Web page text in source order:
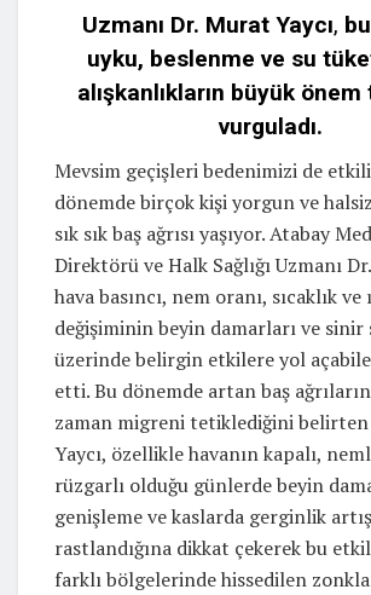
Uzmanı Dr. Murat Yaycı,
uyku, beslenme ve su
alışkanlıkların büyük önem
vurguladı.
Mevsim geçişleri bedenimizi de
dönemde birçok kişi yorgun ve
sık sık baş ağrısı yaşıyor. Atabay
Direktörü ve Halk Sağlığı Uzmanı
hava basıncı, nem oranı, sıcaklık ve
değişiminin beyin damarları ve sinir
üzerinde belirgin etkilere yol
etti. Bu dönemde artan baş
zaman migreni tetiklediğini
Yaycı, özellikle havanın kapalı,
rüzgarlı olduğu günlerde beyin
genişleme ve kaslarda gerginlik
rastlandığına dikkat çekerek bu
farklı bölgelerinde hissedilen